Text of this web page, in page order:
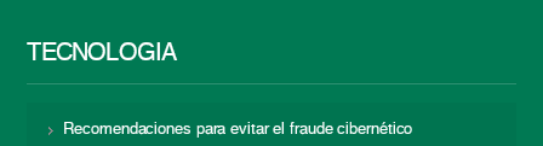
TECNOLOGÍA
Recomendaciones para evitar el fraude cibernético